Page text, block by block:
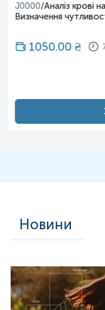
J0000/Аналіз крові
Визначення
1050.00₴
Новини